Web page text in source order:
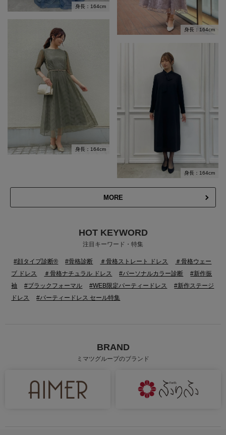
身長：164cm
身長：164cm
身長：164cm
身長：164cm
MORE
HOT KEYWORD
注目キーワード・特集
#顔タイプ診断® #骨格診断 ＃骨格ストレート ドレス
＃骨格ウェー
ブ ドレス
＃骨格ナチュラル ドレス #パーソナルカラー診断
#新作振
袖
#ブラックフォーマル #WEB限定パーティードレス
#新作ステージ
ドレス
#パーティードレス セール特集
BRAND
ミマツグループのブランド